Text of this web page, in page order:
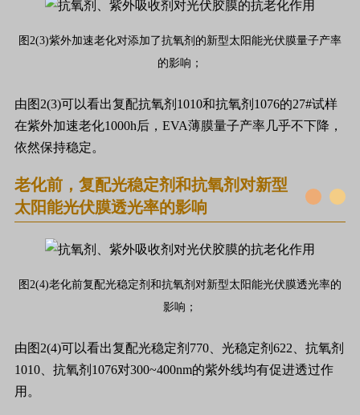
图2(3)紫外加速老化对添加了抗氧剂的新型太阳能光伏膜量子产率
的影响；
由图2(3)可以看出复配抗氧剂1010和抗氧剂1076的27#试样
在紫外加速老化1000h后，EVA薄膜量子产率几乎不下降，
依然保持稳定。
老化前，复配光稳定剂和抗氧剂对新型
太阳能光伏膜透光率的影响
图2(4)老化前复配光稳定剂和抗氧剂对新型太阳能光伏膜透光率的
影响；
由图2(4)可以看出复配光稳定剂770、光稳定剂622、抗氧剂
1010、抗氧剂1076对300~400nm的紫外线均有促进透过作
用。